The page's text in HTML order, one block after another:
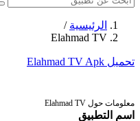
الرئيسية /
Elahmad TV
تحميل Elahmad TV Apk
معلومات حول Elahmad TV
اسم التطبيق